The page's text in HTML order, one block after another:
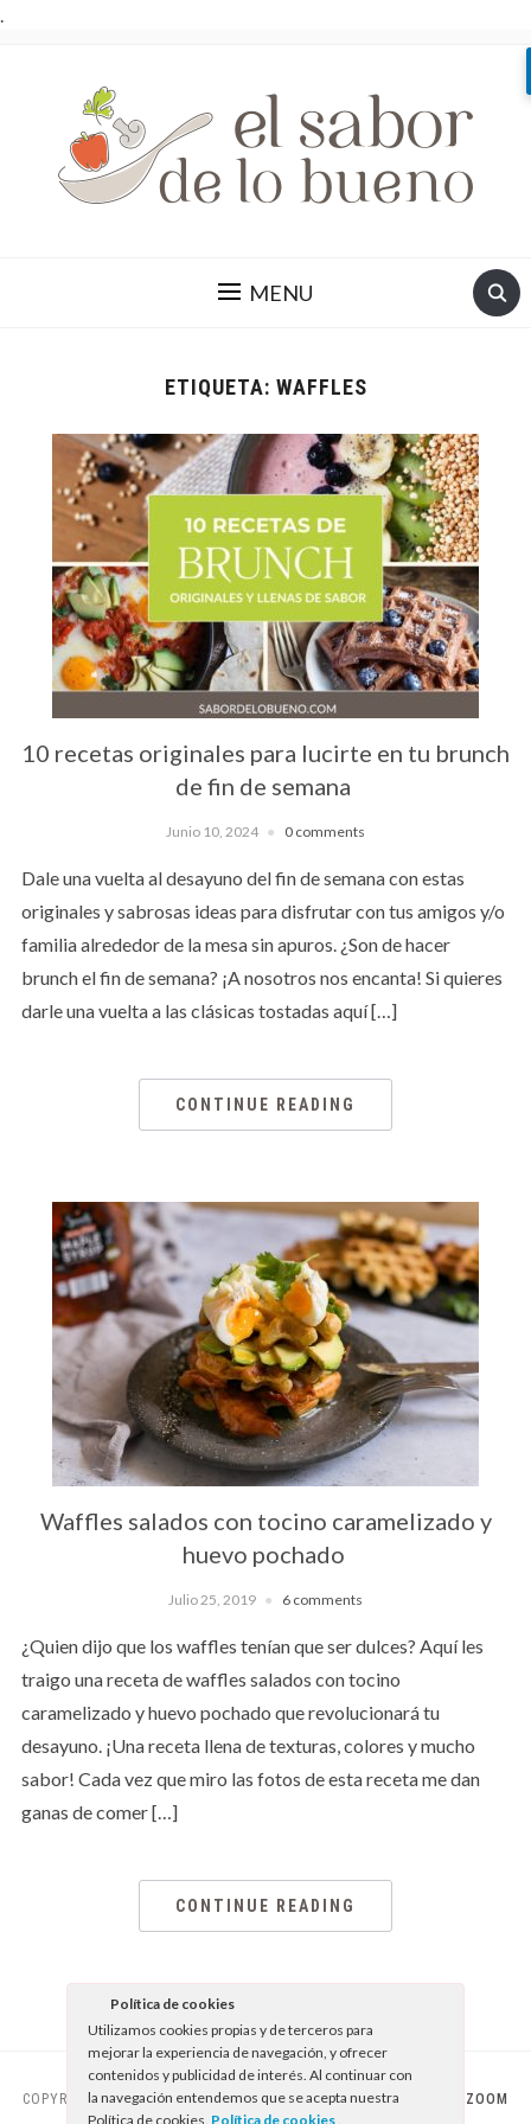
.
MENU
ETIQUETA: WAFFLES
10 recetas originales para lucirte en tu brunch
de fin de semana
Junio 10, 2024 0 comments
Dale una vuelta al desayuno del fin de semana con estas
originales y sabrosas ideas para disfrutar con tus amigos y/o
familia alrededor de la mesa sin apuros. ¿Son de hacer
brunch el fin de semana? ¡A nosotros nos encanta! Si quieres
darle una vuelta a las clásicas tostadas aquí […]
CONTINUE READING
Waffles salados con tocino caramelizado y
huevo pochado
Julio 25, 2019 6 comments
¿Quien dijo que los waffles tenían que ser dulces? Aquí les
traigo una receta de waffles salados con tocino
caramelizado y huevo pochado que revolucionará tu
desayuno. ¡Una receta llena de texturas, colores y mucho
sabor! Cada vez que miro las fotos de esta receta me dan
ganas de comer […]
CONTINUE READING
COPYRIGHT © 2026 EL SABOR DE LO BUENO— DESIGNED BY WPZOOM
Política de cookies
Utilizamos cookies propias y de terceros para
mejorar la experiencia de navegación, y ofrecer
contenidos y publicidad de interés. Al continuar con
la navegación entendemos que se acepta nuestra
Política de cookies. Política de cookies